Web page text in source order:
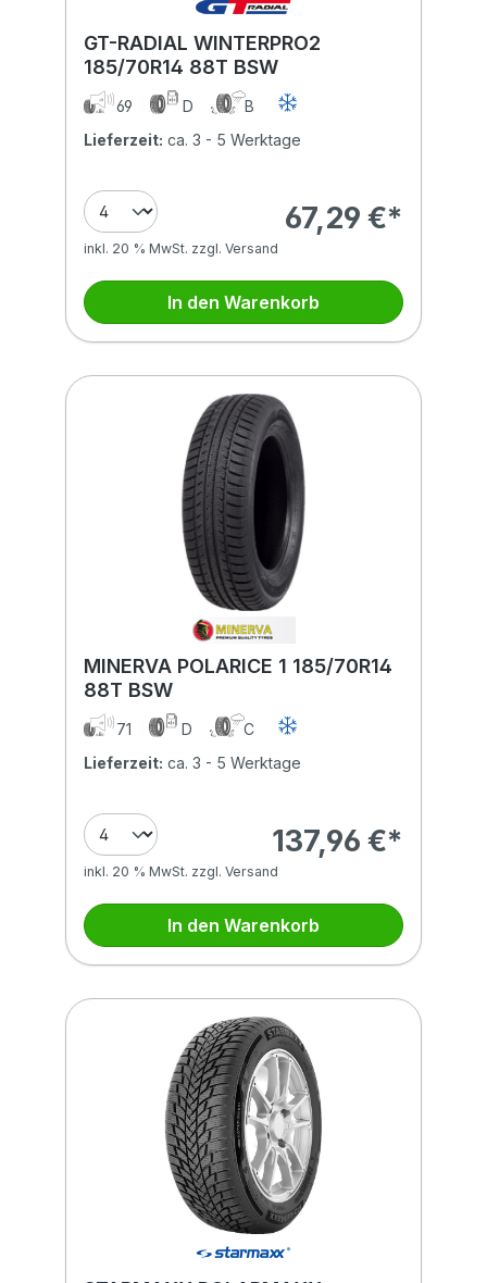
GT-RADIAL WINTERPRO2
185/70R14 88T BSW
69 D
B
Lieferzeit: ca. 3 - 5 Werktage
67,29 €*
inkl. 20 % MwSt. zzgl. Versand
In den Warenkorb
MINERVA POLARICE 1 185/70R14
88T BSW
71 D
C
Lieferzeit: ca. 3 - 5 Werktage
137,96 €*
inkl. 20 % MwSt. zzgl. Versand
In den Warenkorb